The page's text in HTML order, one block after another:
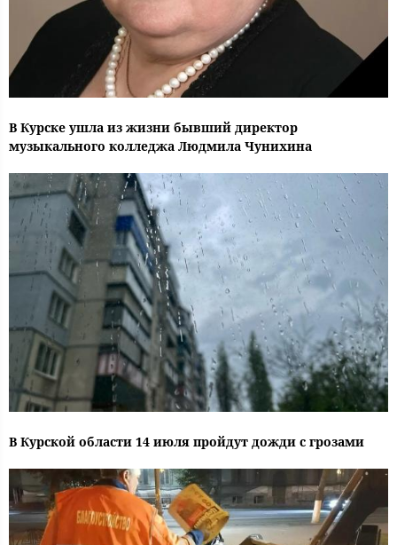
В Курске ушла из жизни бывший директор
музыкального колледжа Людмила Чунихина
В Курской области 14 июля пройдут дожди с грозами